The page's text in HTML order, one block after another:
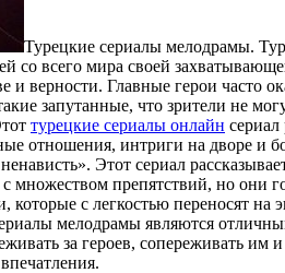
Турецкие сериалы мелодрамы.
со всего мира своей
и верности. Главные герои часто
запутанные, что зрители не
турецкие сериалы онлайн сериал
отношения, интриги на дворе и
Этот сериал
препятствий, но они
с легкостью переносят на
мелодрамы являются
за героев, сопереживать им и